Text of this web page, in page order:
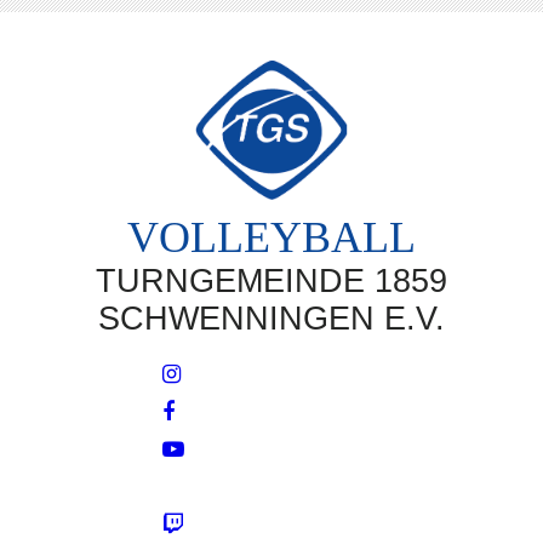
VOLLEYBALL
TURNGEMEINDE 1859
SCHWENNINGEN E.V.